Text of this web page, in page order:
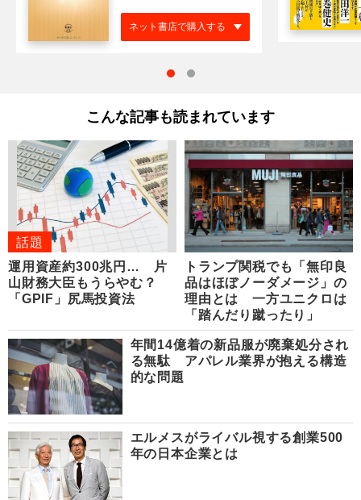
ネット書店で購入する
こんな記事も読まれています
話題
運用資産約300兆円… 片
山財務大臣もうらやむ？
「GPIF」尻馬投資法
トランプ関税でも「無印良
品はほぼノーダメージ」の
理由とは 一方ユニクロは
「踏んだり蹴ったり」
年間14億着の新品服が廃棄処分され
る無駄 アパレル業界が抱える構造
的な問題
エルメスがライバル視する創業500
年の日本企業とは